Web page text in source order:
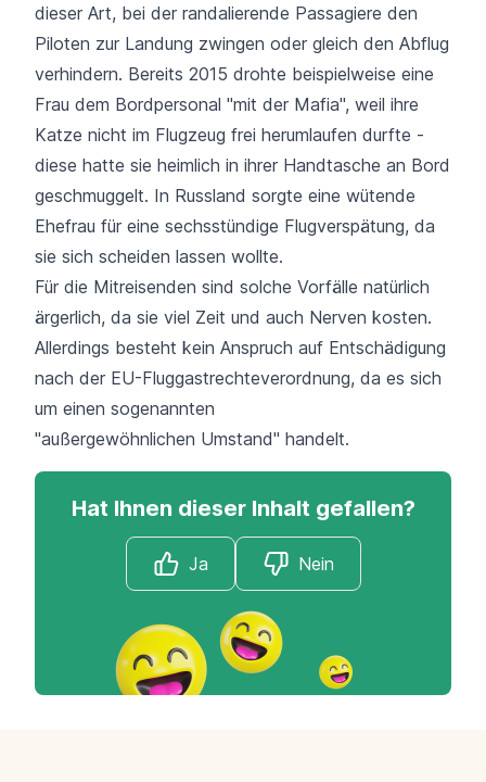
dieser Art, bei der randalierende Passagiere den
Piloten zur Landung zwingen oder gleich den Abflug
verhindern. Bereits 2015 drohte beispielweise eine
Frau dem Bordpersonal "mit der Mafia", weil ihre
Katze nicht im Flugzeug frei herumlaufen durfte -
diese hatte sie heimlich in ihrer Handtasche an Bord
geschmuggelt. In Russland sorgte eine wütende
Ehefrau für eine sechsstündige Flugverspätung, da
sie sich scheiden lassen wollte.
Für die Mitreisenden sind solche Vorfälle natürlich
ärgerlich, da sie viel Zeit und auch Nerven kosten.
Allerdings besteht kein Anspruch auf Entschädigung
nach der EU-Fluggastrechteverordnung, da es sich
um einen sogenannten
"außergewöhnlichen Umstand" handelt.
Hat Ihnen dieser Inhalt gefallen?
Ja Nein